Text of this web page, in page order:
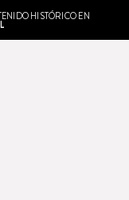
HISTÓRICO EN